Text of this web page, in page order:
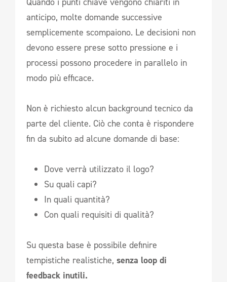
anticipo, molte domande successive
semplicemente scompaiono. Le decisioni non
devono essere prese sotto pressione e i
processi possono procedere in parallelo in
modo più efficace.
Non è richiesto alcun background tecnico da
parte del cliente. Ciò che conta è rispondere
fin da subito ad alcune domande di base:
Dove verrà utilizzato il logo?
Su quali capi?
In quali quantità?
Con quali requisiti di qualità?
Su questa base è possibile definire
tempistiche realistiche, senza loop di
feedback inutili.